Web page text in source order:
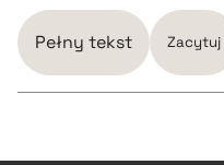
pobierz cytat
Pełny tekst Zacytuj